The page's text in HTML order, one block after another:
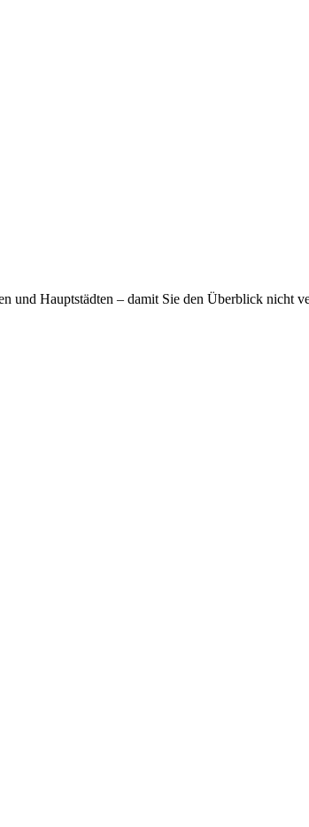
und Hauptstädten – damit Sie den Überblick nicht